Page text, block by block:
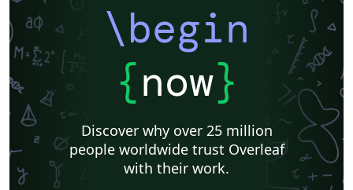
\begin
{now}
Discover why over 25 million
people worldwide trust Overleaf
with their work.